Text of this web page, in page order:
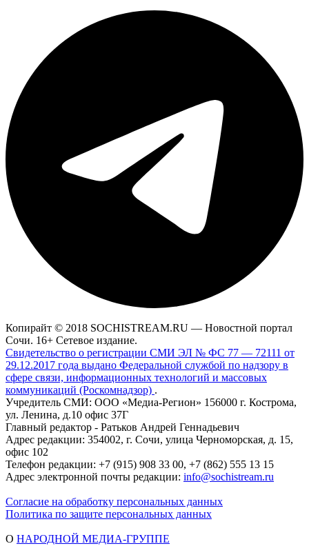
Копирайт © 2018 SOCHISTREAM.RU — Новостной портал
Сочи. 16+ Сетевое издание.
Свидетельство о регистрации СМИ ЭЛ № ФС 77 — 72111 от
29.12.2017 года выдано Федеральной службой по надзору в
сфере связи, информационных технологий и массовых
коммуникаций (Роскомнадзор) .
Учредитель СМИ: ООО «Медиа-Регион» 156000 г. Кострома,
ул. Ленина, д.10 офис 37Г
Главный редактор - Ратьков Андрей Геннадьевич
Адрес редакции: 354002, г. Сочи, улица Черноморская, д. 15,
офис 102
Телефон редакции: +7 (915) 908 33 00, +7 (862) 555 13 15
Адрес электронной почты редакции: info@sochistream.ru
Согласие на обработку персональных данных
Политика по защите персональных данных
О НАРОДНОЙ МЕДИА-ГРУППЕ